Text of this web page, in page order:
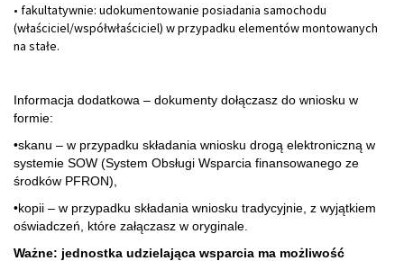
• fakultatywnie: udokumentowanie posiadania samochodu
(właściciel/współwłaściciel) w przypadku elementów montowanych
na stałe.
Informacja dodatkowa – dokumenty dołączasz do wniosku w
formie:
•skanu – w przypadku składania wniosku drogą elektroniczną w
systemie SOW (System Obsługi Wsparcia finansowanego ze
środków PFRON),
•kopii – w przypadku składania wniosku tradycyjnie, z wyjątkiem
oświadczeń, które załączasz w oryginale.
Ważne: jednostka udzielająca wsparcia ma możliwość